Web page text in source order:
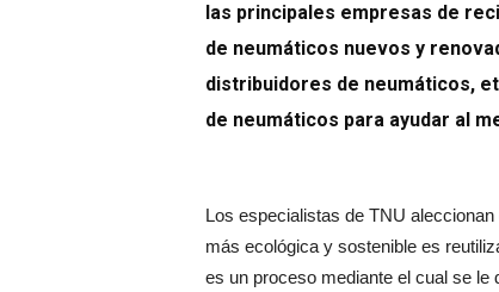
las principales empresas de
de neumáticos nuevos y
distribuidores de neumáticos,
de neumáticos para ayudar al
Los especialistas de TNU
más ecológica y sostenible es
es un proceso mediante el cual se le